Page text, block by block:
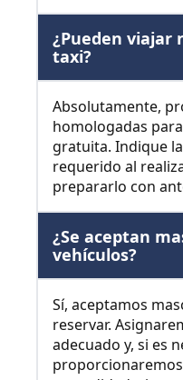
¿Pueden viajar
taxi?
Absolutamente,
homologadas
gratuita. Indique
requerido al
prepararlo con
¿Se aceptan
vehículos?
Sí, aceptamos
reservar.
adecuado y, si es